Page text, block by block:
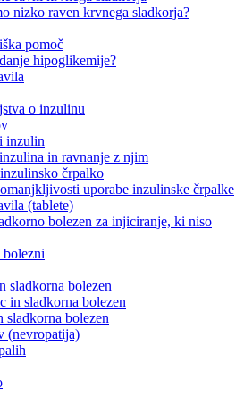
nizko raven krvnega sladkorja?
pomoč
hipoglikemije?
o inzulinu
inzulin
in ravnanje z njim
črpalko
uporabe inzulinske črpalke
(tablete)
bolezen za injiciranje, ki niso
sladkorna bolezen
in sladkorna bolezen
sladkorna bolezen
(nevropatija)